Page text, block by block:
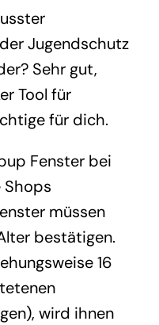
Jugendschutz
Sehr gut,
Tool für
für dich.
Fenster bei
Shops
müssen
bestätigen.
16
wird ihnen